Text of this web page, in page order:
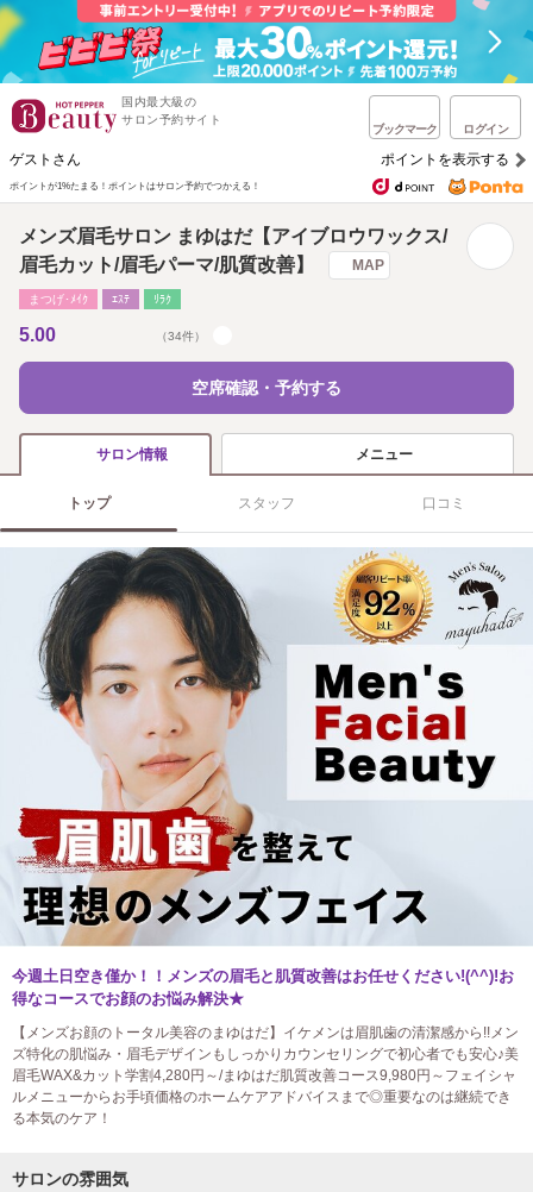
国内最大級の
サロン予約サイト
ブックマーク ログイン
ゲストさん ポイントを表示する
ポイントが1%たまる！ ポイントはサロン予約でつかえる！
メンズ眉毛サロン まゆはだ【アイブロウワックス/
眉毛カット/眉毛パーマ/肌質改善】
MAP
まつげ･ﾒｲｸ ｴｽﾃ ﾘﾗｸ
5.00 （34件）
空席確認・予約する
サロン情報 メニュー
トップ スタッフ 口コミ
今週土日空き僅か！！メンズの眉毛と肌質改善はお任せください!(^^)!お
得なコースでお顔のお悩み解決★
【メンズお顔のトータル美容のまゆはだ】イケメンは眉肌歯の清潔感から!!メン
ズ特化の肌悩み・眉毛デザインもしっかりカウンセリングで初心者でも安心♪美
眉毛WAX&カット学割4,280円～/まゆはだ肌質改善コース9,980円～フェイシャ
ルメニューからお手頃価格のホームケアアドバイスまで◎重要なのは継続でき
る本気のケア！
サロンの雰囲気